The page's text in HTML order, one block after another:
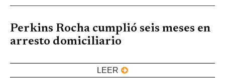
Perkins Rocha cumplió seis meses en
arresto domiciliario
LEER